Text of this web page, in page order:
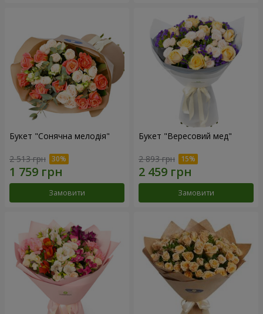
Букет "Сонячна мелодія"
2 513 грн
Замовити
Букет "Вересовий мед"
2 893 грн
Замовити